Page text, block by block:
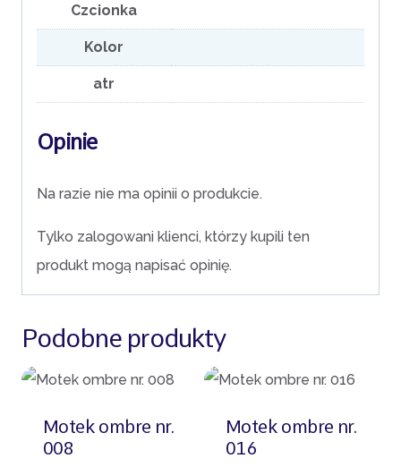
Czcionka
Kolor
atr
Opinie
Na razie nie ma opinii o produkcie.
Tylko zalogowani klienci, którzy kupili ten
produkt mogą napisać opinię.
Podobne produkty
Motek ombre nr.
008
Motek ombre nr.
016